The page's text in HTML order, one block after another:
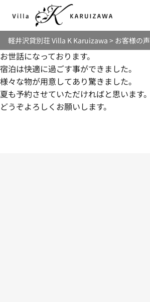
を
キ
ッ
プ
軽井沢貸別荘 Villa K Karuizawa > お客様の声
お世話になっております。
宿泊は快適に過ごす事ができました。
様々な物が用意してあり驚きました。
夏も予約させていただければと思います。
どうぞよろしくお願いします。